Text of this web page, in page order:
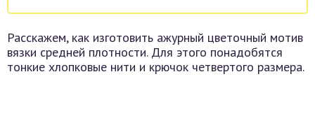
Расскажем, как изготовить ажурный цветочный мотив
вязки средней плотности. Для этого понадобятся
тонкие хлопковые нити и крючок четвертого размера.